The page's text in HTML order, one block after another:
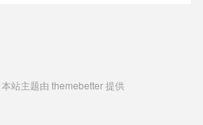
本站主题由 themebetter提供